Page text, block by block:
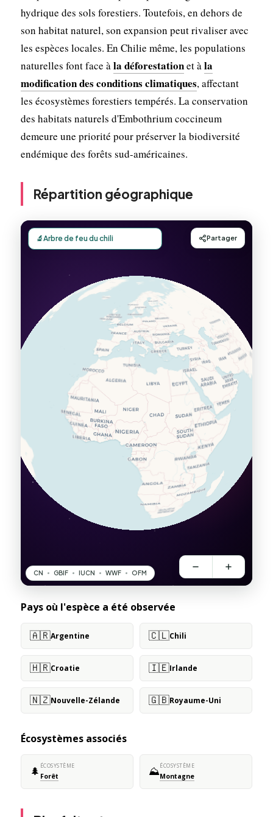
hydrique des sols forestiers. Toutefois, en dehors de
son habitat naturel, son expansion peut rivaliser avec
les espèces locales. En Chilie même, les populations
naturelles font face àla déforestationet àla
modification des conditions climatiques, affectant
les écosystèmes forestiers tempérés. La conservation
des habitats naturels d'Embothrium coccineum
demeure une priorité pour préserver la biodiversité
endémique des forêts sud-américaines.
Répartition géographique
Pays où l'espèce a été observée
🇦🇷Argentine 🇨🇱Chili
🇭🇷Croatie 🇮🇪Irlande
🇳🇿Nouvelle-Zélande 🇬🇧Royaume-Uni
Écosystèmes associés
🌲 ÉCOSYSTÈME
Forêt ⛰️ÉCOSYSTÈME
Montagne